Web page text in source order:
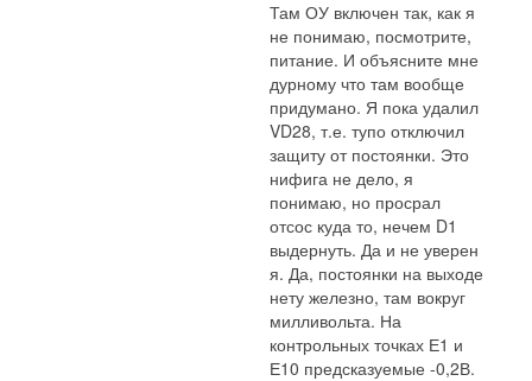
Там ОУ включен так, как я
не понимаю, посмотрите,
питание. И объясните мне
дурному что там вообще
придумано. Я пока удалил
VD28, т.е. тупо отключил
защиту от постоянки. Это
нифига не дело, я
понимаю, но просрал
отсос куда то, нечем D1
выдернуть. Да и не уверен
я. Да, постоянки на выходе
нету железно, там вокруг
милливольта. На
контрольных точках Е1 и
Е10 предсказуемые -0,2В.